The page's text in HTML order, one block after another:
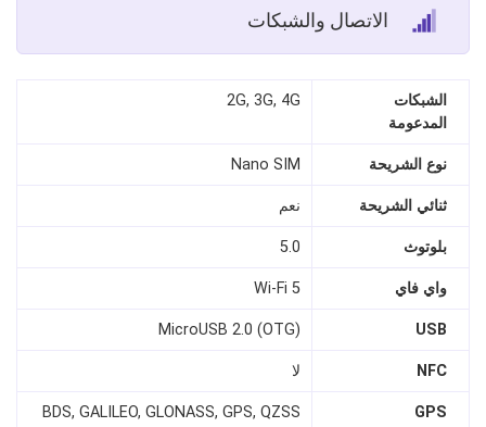
الاتصال والشبكات
الشبكات
المدعومة
2G, 3G, 4G
نوع الشريحة Nano SIM
ثنائي الشريحة نعم
بلوتوث 5.0
واي فاي Wi-Fi 5
USB
MicroUSB 2.0 (OTG)
NFC لا
GPS
BDS, GALILEO, GLONASS, GPS, QZSS